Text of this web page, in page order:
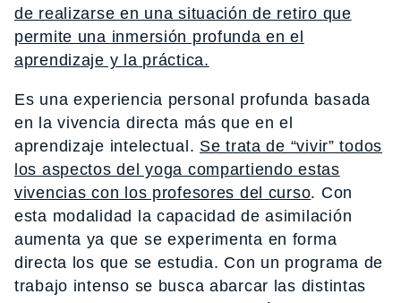
de realizarse en una situación de retiro que
permite una inmersión profunda en el
aprendizaje y la práctica.
Es una experiencia personal profunda basada
en la vivencia directa más que en el
aprendizaje intelectual. Se trata de “vivir” todos
los aspectos del yoga compartiendo estas
vivencias con los profesores del curso. Con
esta modalidad la capacidad de asimilación
aumenta ya que se experimenta en forma
directa los que se estudia. Con un programa de
trabajo intenso se busca abarcar las distintas